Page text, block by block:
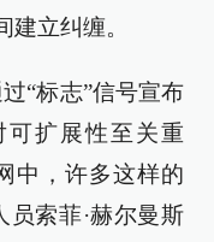
立纠缠。
“标志”信号宣布
扩展性至关重
中，许多这样的
索菲·赫尔曼斯